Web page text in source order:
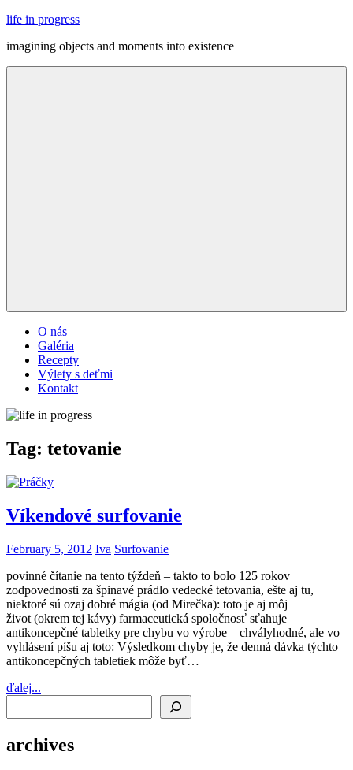
Skip
content
life in progress
imagining objects and moments into existence
O nás
Galéria
Recepty
Výlety s deťmi
Kontakt
Tag: tetovanie
Víkendové surfovanie
February 5, 2012 Iva Surfovanie
povinné čítanie na tento týždeň – takto to bolo 125 rokov
zodpovednosti za špinavé prádlo vedecké tetovania, ešte aj tu,
niektoré sú ozaj dobré mágia (od Mirečka): toto je aj môj
život (okrem tej kávy) farmaceutická spoločnosť sťahuje
antikoncepčné tabletky pre chybu vo výrobe – chvályhodné, ale vo
vyhlásení píšu aj toto: Výsledkom chyby je, že denná dávka týchto
antikoncepčných tabletiek môže byť…
ďalej...
archives